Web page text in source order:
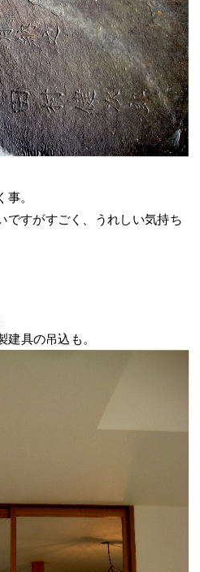
。
ですがすごく、うれしい気持ち
建具の吊込も。